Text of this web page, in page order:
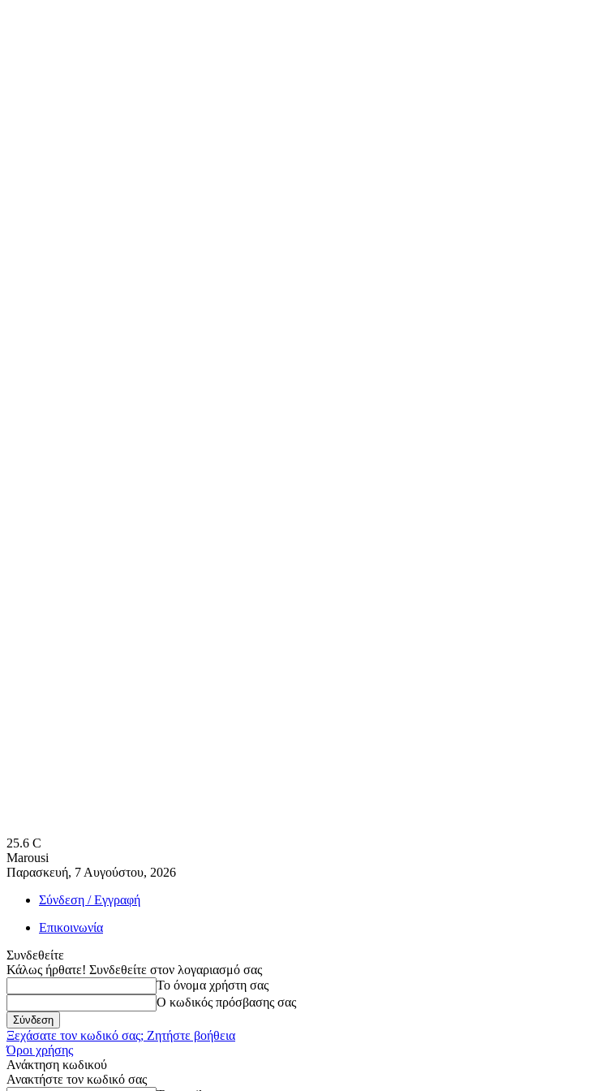
25.6 C
Marousi
Παρασκευή, 7 Αυγούστου, 2026
Σύνδεση / Εγγραφή
Επικοινωνία
Συνδεθείτε
Κάλως ήρθατε! Συνδεθείτε στον λογαριασμό σας
Το όνομα χρήστη σας
Ο κωδικός πρόσβασης σας
Ξεχάσατε τον κωδικό σας; Ζητήστε βοήθεια
Όροι χρήσης
Ανάκτηση κωδικού
Ανακτήστε τον κωδικό σας